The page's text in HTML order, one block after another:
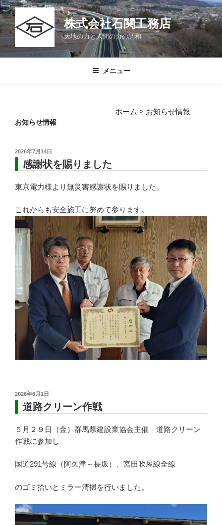
コ
ン
テ
ツ
株式会社石関工務店
大地の力と人間の力の調和
メニュー
ホーム > お知らせ情報
お知らせ情報
投
2026年7月14日
感謝状を賜りました
東京電力様より無災害感謝状を賜りました。
これからも安全施工に努めて参ります。
投
2026年6月1日
道路クリーン作戦
５月２９日（金）群馬県建設業協会主催 道路クリーン
作戦に参加し
国道291号線（阿久津～長坂）、宮田吹屋線全線
のゴミ拾いとミラー清掃を行いました。